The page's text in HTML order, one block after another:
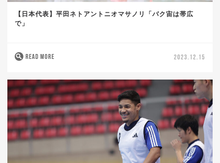
【日本代表】平田ネトアントニオマサノリ「バク宙は帯広
で」
READ MORE 2023.12.15